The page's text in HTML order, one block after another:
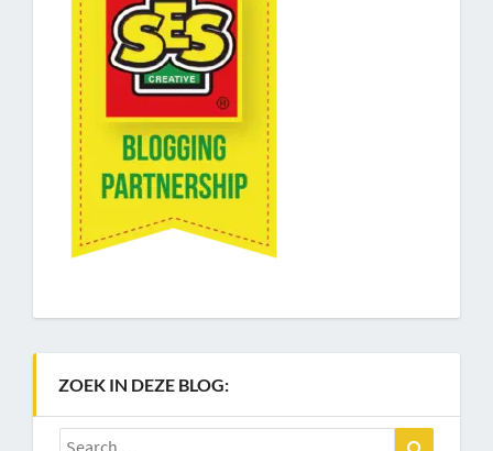
ZOEK IN DEZE BLOG:
Search